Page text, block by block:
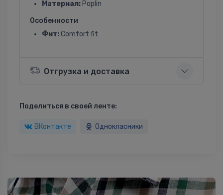
Материал: Poplin
Особенности
Фит: Comfort fit
Отгрузка и доставка
Поделиться в своей ленте:
ВКонтакте Однокласники